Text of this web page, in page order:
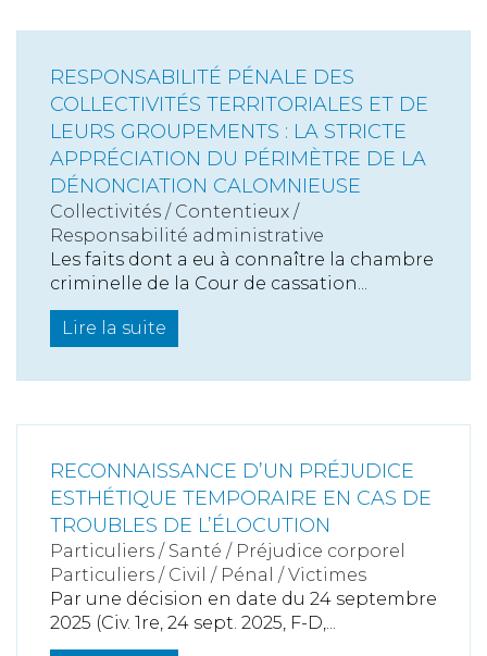
RESPONSABILITÉ PÉNALE DES
COLLECTIVITÉS TERRITORIALES ET DE
LEURS GROUPEMENTS : LA STRICTE
APPRÉCIATION DU PÉRIMÈTRE DE LA
DÉNONCIATION CALOMNIEUSE
Collectivités / Contentieux /
Responsabilité administrative
Les faits dont a eu à connaître la chambre
criminelle de la Cour de cassation...
Lire la suite
RECONNAISSANCE D’UN PRÉJUDICE
ESTHÉTIQUE TEMPORAIRE EN CAS DE
TROUBLES DE L’ÉLOCUTION
Particuliers / Santé / Préjudice corporel
Particuliers / Civil / Pénal / Victimes
Par une décision en date du 24 septembre
2025 (Civ. 1re, 24 sept. 2025, F-D,...